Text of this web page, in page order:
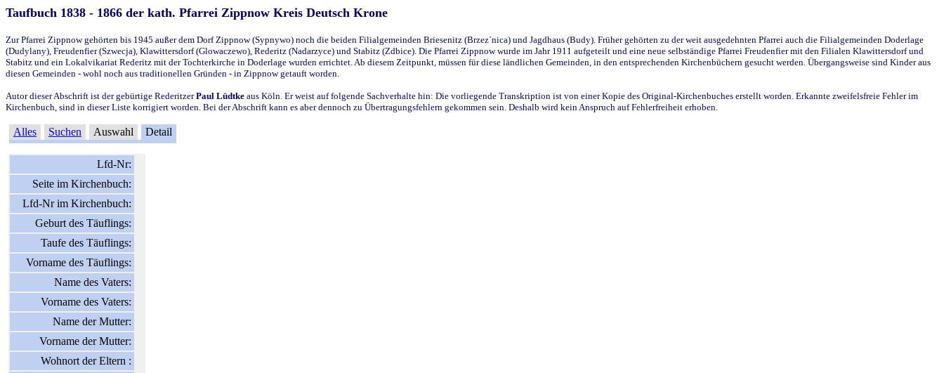
Taufbuch 1838 - 1866 der kath. Pfarrei Zippnow Kreis Deutsch Krone
Zur Pfarrei Zippnow gehörten bis 1945 außer dem Dorf Zippnow (Sypnywo) noch die beiden Filialgemeinden Briesenitz (Brzez`nica) und Jagdhaus (Budy). Früher gehörten zu der weit ausgedehnten Pfarrei auch die Filialgemeinden Doderlage
(Dudylany), Freudenfier (Szwecja), Klawittersdorf (Glowaczewo), Rederitz (Nadarzyce) und Stabitz (Zdbice). Die Pfarrei Zippnow wurde im Jahr 1911 aufgeteilt und eine neue selbständige Pfarrei Freudenfier mit den Filialen Klawittersdorf und
Stabitz und ein Lokalvikariat Rederitz mit der Tochterkirche in Doderlage wurden errichtet. Ab diesem Zeitpunkt, müssen für diese ländlichen Gemeinden, in den entsprechenden Kirchenbüchern gesucht werden. Übergangsweise sind Kinder aus
diesen Gemeinden - wohl noch aus traditionellen Gründen - in Zippnow getauft worden.
Autor dieser Abschrift ist der gebürtige RederitzerPaul Lüdtke aus Köln. Er weist auf folgende Sachverhalte hin: Die vorliegende Transkription ist von einer Kopie des Original-Kirchenbuches erstellt worden. Erkannte zweifelsfreie Fehler im
Kirchenbuch, sind in dieser Liste korrigiert worden. Bei der Abschrift kann es aber dennoch zu Übertragungsfehlern gekommen sein. Deshalb wird kein Anspruch auf Fehlerfreiheit erhoben.
Alles Suchen Auswahl Detail
Lfd-Nr:
Seite im Kirchenbuch:
Lfd-Nr im Kirchenbuch:
Geburt des Täuflings:
Taufe des Täuflings:
Vorname des Täuflings:
Name des Vaters:
Vorname des Vaters:
Name der Mutter:
Vorname der Mutter:
Wohnort der Eltern :